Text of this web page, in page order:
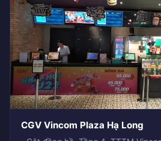
CGV Vincom Plaza Hạ Long